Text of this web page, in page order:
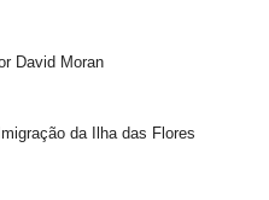
David Moran
da Ilha das Flores